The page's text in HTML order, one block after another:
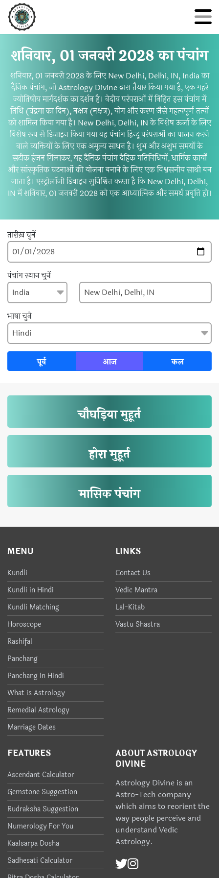
शनिवार, 01 जनवरी 2028 का पंचांग
शनिवार, 01 जनवरी 2028 के लिए New Delhi, Delhi, IN, India का
दैनिक पंचांग, जो Astrology Divine द्वारा तैयार किया गया है, एक गहरे
ज्योतिषीय मार्गदर्शक का दर्शन है। वेदीय परंपराओं में निहित इस पंचांग में
तिथि (चंद्रमा का दिन), नक्षत्र (नक्षत्र), योग और करण जैसे महत्वपूर्ण तत्वों
को शामिल किया गया है। New Delhi, Delhi, IN के विशेष ऊर्जा के लिए
विशेष रूप से डिज़ाइन किया गया यह पंचांग हिन्दू परंपराओं का पालन करने
वाले व्यक्तियों के लिए एक अमूल्य साधन है। शुभ और अशुभ समयों के
सटीक इंजन मिलाकर, यह दैनिक पंचांग दैहिक गतिविधियों, धार्मिक कार्यों
और सांस्कृतिक घटनाओं की योजना बनाने के लिए एक विश्वसनीय साथी बन
जाता है। एस्ट्रोलॉजी डिवाइन सुनिश्चित करता है कि New Delhi, Delhi,
IN में शनिवार, 01 जनवरी 2028 को एक आध्यात्मिक और समर्थ प्रवृत्ति हो।
तारीख़ चुनें
पंचांग स्थान चुनें
भाषा चुने
पूर्व आज कल
चौघड़िया मुहूर्त
होरा मुहूर्त
मासिक पंचांग
MENU
Kundli
Kundli in Hindi
Kundli Matching
Horoscope
Rashifal
Panchang
Panchang in Hindi
What is Astrology
Remedial Astrology
Marriage Dates
LINKS
Contact Us
Vedic Mantra
Lal-Kitab
Vastu Shastra
FEATURES
Ascendant Calculator
Gemstone Suggestion
Rudraksha Suggestion
Numerology For You
Kaalsarpa Dosha
Sadhesati Calculator
ABOUT ASTROLOGY
DIVINE
Astrology Divine is an
Astro-Tech company
which aims to reorient the
way people perceive and
understand Vedic
Astrology.